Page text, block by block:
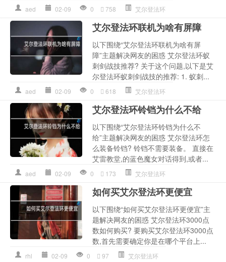
aed 02-09 0 758 艾尔登法环
艾尔登法环联机为啥有屏障
以下围绕“艾尔登法环联机为啥有屏
障”主题解决网友的困惑 艾尔登法环蚁
刺剑战技推荐? 关于这个问题,以下是艾
尔登法环蚁刺剑战技的推荐: 1. 蚁刺...
aed 02-09 0 618 艾尔登法环
艾尔登法环铃铛为什么不给
以下围绕“艾尔登法环铃铛为什么不
给”主题解决网友的困惑 艾尔登法环怎
么装备铃铛? 铃铛不需要装备。 直接在
艾雷教堂,的蓝色魔女对话得到,或者...
aed 02-09 0 173 艾尔登法环
如何买艾尔登法环更便宜
以下围绕“如何买艾尔登法环更便宜”主
题解决网友的困惑 艾尔登法环3000点
数如何购买? 要购买艾尔登法环3000点
数,首先需要确定你是在哪个平台上...
rhl 02-09 0 97 艾尔登法环